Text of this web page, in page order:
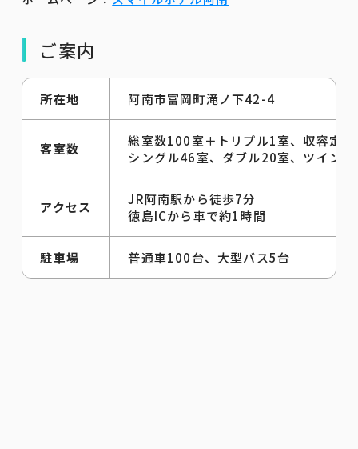
ご案内
所在地 阿南市富岡町滝ノ下42-4
客室数
総室数100室＋トリプル1室、収容定
シングル46室、ダブル20室、ツイン
アクセス
JR阿南駅から徒歩7分
徳島ICから車で約1時間
駐車場 普通車100台、大型バス5台